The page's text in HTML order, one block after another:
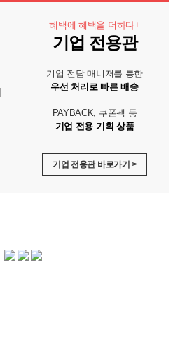
혜택에 혜택을 더하다+
기업 전용관
기업 전담 매니저를 통한
우선 처리로 빠른 배송
PAYBACK, 쿠폰팩 등
기업 전용 기획 상품
기업 전용관 바로가기 >